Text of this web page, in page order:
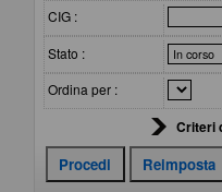
CIG :
Stato :
Ordina per :
Criteri